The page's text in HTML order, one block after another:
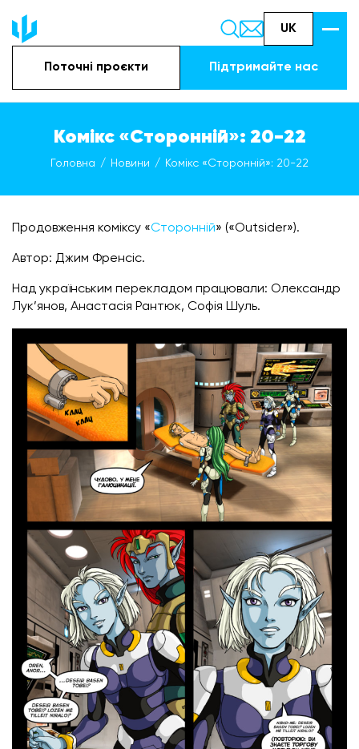
UK
Поточні проєкти Підтримайте наc
Комікс «Сторонній»: 20-22
Головна Новини Комікс «Сторонній»: 20-22
Продовження коміксу «Сторонній» («Outsider»).
Автор: Джим Френсіс.
Над українським перекладом працювали: Олександр
Лук’янов, Анастасія Рантюк, Софія Шуль.